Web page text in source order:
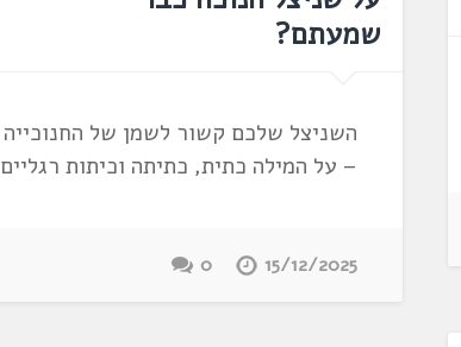
שמעתם?
השניצל שלכם קשור לשמן של החנוכייה
– על המילה כתית, כתיתה וכיתות רגליים
15/12/2025
0